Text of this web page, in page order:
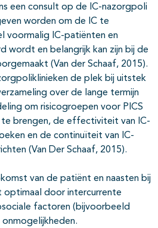
een consult op de IC-nazorgpoli
worden om de IC te
voormalig IC-patiënten en
wordt en belangrijk kan zijn bij de
(Van der Schaaf, 2015).
de plek bij uitstek
over de lange termijn
om risicogroepen voor PICS
te brengen, de effectiviteit van IC-
en de continuïteit van IC-
(Van Der Schaaf, 2015).
van de patiënt en naasten bij
optimaal door intercurrente
factoren (bijvoorbeeld
onmogelijkheden.